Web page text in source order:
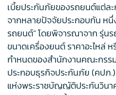
เบี้ยประกันภัยของรถยนต์แต่ล
จากหลายปัจจัยประกอบกัน ห
รถยนต์” โดยพิจารณาจาก รุ่น
ขนาดเครื่องยนต์ ราคาอะไหล่
กำหนดของสำนักงานคณะกรร
ประกอบธุรกิจประกันภัย (คปภ
แห่งพระราชบัญญัติประกันวินา